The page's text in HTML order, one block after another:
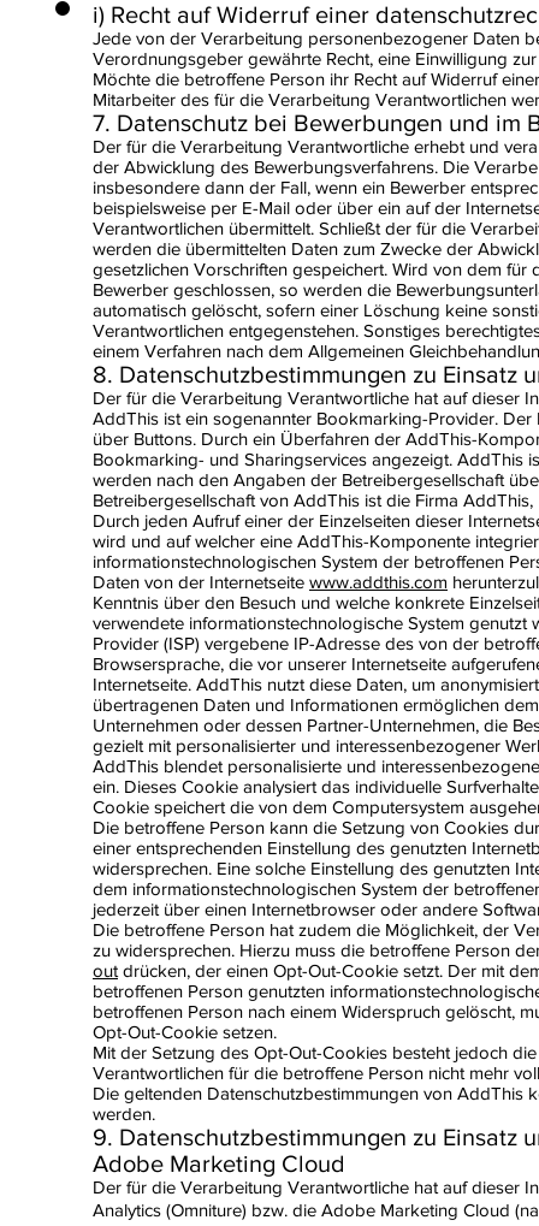
i) Recht auf Widerruf einer
Jede von der Verarbeitung personenbezogener Daten
Verordnungsgeber gewährte Recht, eine Einwilligung
Möchte die betroffene Person ihr Recht auf Widerruf
Mitarbeiter des für die Verarbeitung Verantwortlichen
7. Datenschutz bei Bewerbungen und im
Der für die Verarbeitung Verantwortliche erhebt und
der Abwicklung des Bewerbungsverfahrens. Die
insbesondere dann der Fall, wenn ein Bewerber
beispielsweise per E-Mail oder über ein auf der
Verantwortlichen übermittelt. Schließt der für die
werden die übermittelten Daten zum Zwecke der
gesetzlichen Vorschriften gespeichert. Wird von dem
Bewerber geschlossen, so werden die
automatisch gelöscht, sofern einer Löschung keine
Verantwortlichen entgegenstehen. Sonstiges
einem Verfahren nach dem Allgemeinen
8. Datenschutzbestimmungen zu Einsatz
Der für die Verarbeitung Verantwortliche hat auf dieser
AddThis ist ein sogenannter Bookmarking-Provider.
über Buttons. Durch ein Überfahren der AddThis-
Bookmarking- und Sharingservices angezeigt. AddThis
werden nach den Angaben der Betreibergesellschaft
Betreibergesellschaft von AddThis ist die Firma
Durch jeden Aufruf einer der Einzelseiten dieser
wird und auf welcher eine AddThis-Komponente
informationstechnologischen System der betroffenen
Daten von der Internetseite www.addthis.com
Kenntnis über den Besuch und welche konkrete
verwendete informationstechnologische System
Provider (ISP) vergebene IP-Adresse des von der
Browsersprache, die vor unserer Internetseite
Internetseite. AddThis nutzt diese Daten, um
übertragenen Daten und Informationen ermöglichen
Unternehmen oder dessen Partner-Unternehmen, die
gezielt mit personalisierter und interessenbezogener
AddThis blendet personalisierte und
ein. Dieses Cookie analysiert das individuelle
Cookie speichert die von dem Computersystem
Die betroffene Person kann die Setzung von Cookies
einer entsprechenden Einstellung des genutzten
widersprechen. Eine solche Einstellung des genutzten
dem informationstechnologischen System der
jederzeit über einen Internetbrowser oder andere
Die betroffene Person hat zudem die Möglichkeit, der
zu widersprechen. Hierzu muss die betroffene Person
out drücken, der einen Opt-Out-Cookie setzt. Der mit
betroffenen Person genutzten
betroffenen Person nach einem Widerspruch gelöscht,
Opt-Out-Cookie setzen.
Mit der Setzung des Opt-Out-Cookies besteht jedoch
Verantwortlichen für die betroffene Person nicht mehr
Die geltenden Datenschutzbestimmungen von AddThis
werden.
9. Datenschutzbestimmungen zu Einsatz
Adobe Marketing Cloud
Der für die Verarbeitung Verantwortliche hat auf dieser
Analytics (Omniture) bzw. die Adobe Marketing Cloud